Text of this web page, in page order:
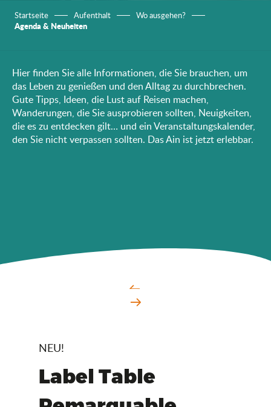
Startseite Aufenthalt Wo ausgehen?
Agenda & Neuheiten
Hier finden Sie alle Informationen, die Sie brauchen, um
das Leben zu genießen und den Alltag zu durchbrechen.
Gute Tipps, Ideen, die Lust auf Reisen machen,
Wanderungen, die Sie ausprobieren sollten, Neuigkeiten,
die es zu entdecken gilt… und ein Veranstaltungskalender,
den Sie nicht verpassen sollten. Das Ain ist jetzt erlebbar.
NEU!
Label Table